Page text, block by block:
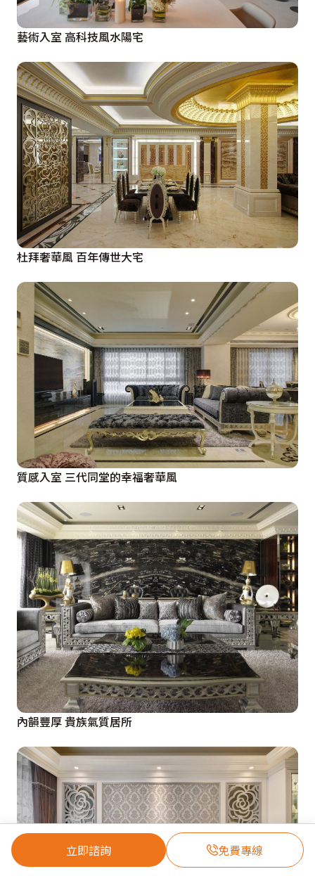
立即諮詢 免費專線
藝術入室 高科技風水陽宅
杜拜奢華風 百年傳世大宅
質感入室 三代同堂的幸福奢華風
內韻豐厚 貴族氣質居所